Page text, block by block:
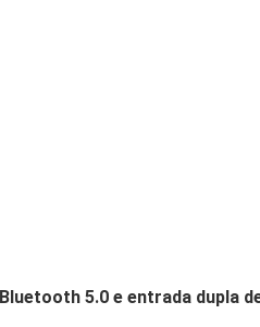
5.0 e entrada dupla